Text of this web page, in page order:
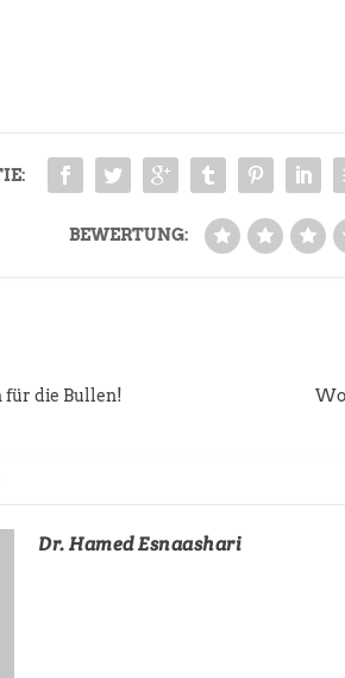
BEWERTUNG:
für die Bullen!
Dr. Hamed Esnaashari